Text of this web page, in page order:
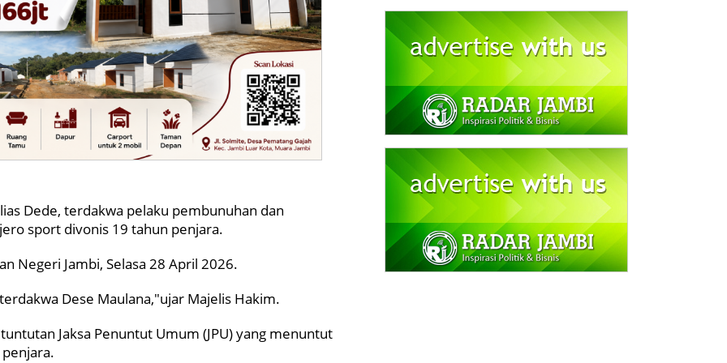
Dede, terdakwa pelaku pembunuhan dan
sport divonis 19 tahun penjara.
Negeri Jambi, Selasa 28 April 2026.
Dese Maulana,"ujar Majelis Hakim.
Jaksa Penuntut Umum (JPU) yang menuntut